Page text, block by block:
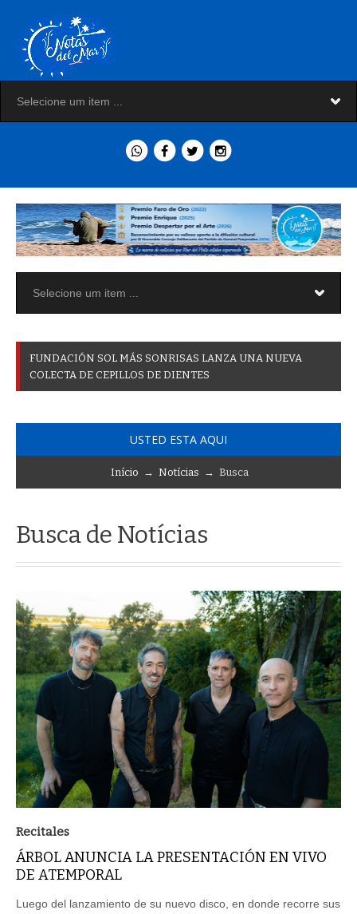
FUNDACIÓN SOL MÁS SONRISAS LANZA UNA NUEVA
COLECTA DE CEPILLOS DE DIENTES
USTED ESTA AQUI
Início → Notícias → Busca
Busca de Notícias
Recitales
ÁRBOL ANUNCIA LA PRESENTACIÓN EN VIVO
DE ATEMPORAL
Luego del lanzamiento de su nuevo disco, en donde recorre sus